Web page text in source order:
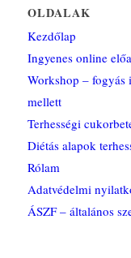
OLDALAK
Kezdőlap
Ingyenes online
Workshop – fogyás
mellett
Terhességi
Diétás alapok
Rólam
Adatvédelmi
ÁSZF – általános